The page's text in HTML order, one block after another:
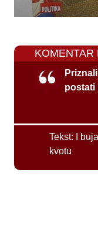
KOMENTAR
postati
Tekst:
I
kvotu